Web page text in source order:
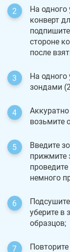
На одного
конверт
стороне
после
На одного
зондами
возьмите
Введите
прижмите
немного
уберите в
образцов;